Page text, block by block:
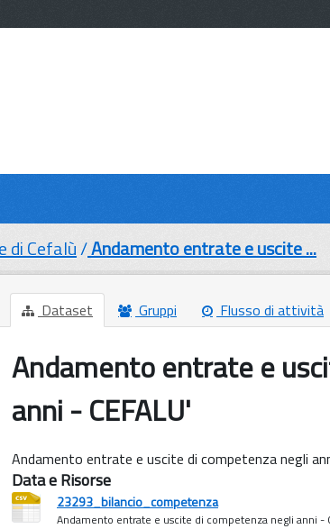
di Cefalù Andamento entrate e uscite ...
Dataset Gruppi Flusso di attività
Andamento entrate e
anni - CEFALU'
Andamento entrate e uscite di competenza negli
Data e Risorse
23293_bilancio_competenza
Andamento entrate e uscite di competenza negli anni -